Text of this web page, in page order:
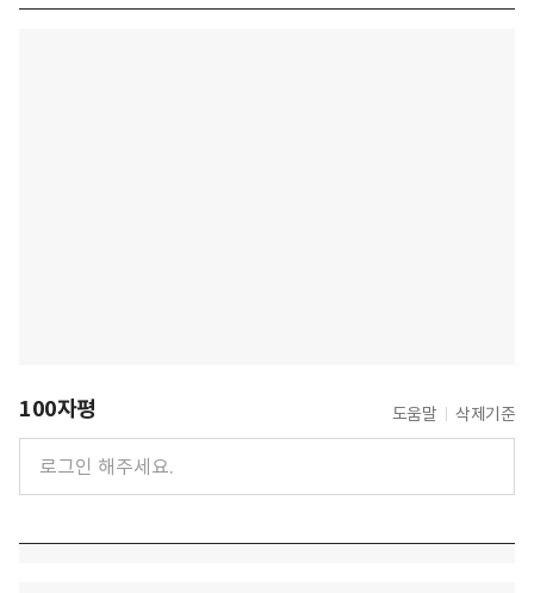
100자평 도움말 삭제기준